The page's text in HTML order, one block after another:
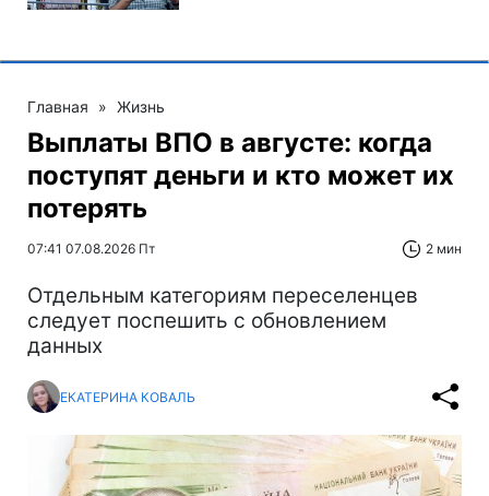
Главная » Жизнь
Выплаты ВПО в августе: когда
поступят деньги и кто может их
потерять
07:41 07.08.2026 Пт 2 мин
Отдельным категориям переселенцев
следует поспешить с обновлением
данных
ЕКАТЕРИНА КОВАЛЬ